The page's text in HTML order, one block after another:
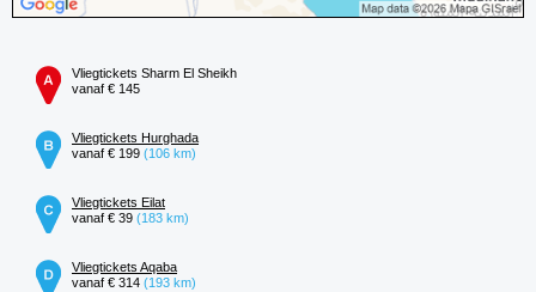
Vliegtickets Sharm El Sheikh
vanaf € 145
Vliegtickets Hurghada
vanaf € 199 (106 km)
Vliegtickets Eilat
vanaf € 39 (183 km)
Vliegtickets Aqaba
vanaf € 314 (193 km)